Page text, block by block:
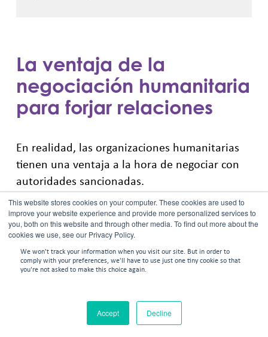
This website stores cookies on your computer. These cookies are used to
improve your website experience and provide more personalized services to
you, both on this website and through other media. To find out more about the
cookies we use, see our Privacy Policy.
We won't track your information when you visit our site. But in order to
comply with your preferences, we'll have to use just one tiny cookie so that
you're not asked to make this choice again.
Accept Decline
La ventaja de la
negociación humanitaria
para forjar relaciones
En realidad, las organizaciones humanitarias
tienen una ventaja a la hora de negociar con
autoridades sancionadas.
La razón podría sorprenderte.
Las organizaciones humanitarias ofrecen algo
que las autoridades sujetas a sanciones
contacto con la comunidad internacional.
A menudo, las autoridades sancionadas se